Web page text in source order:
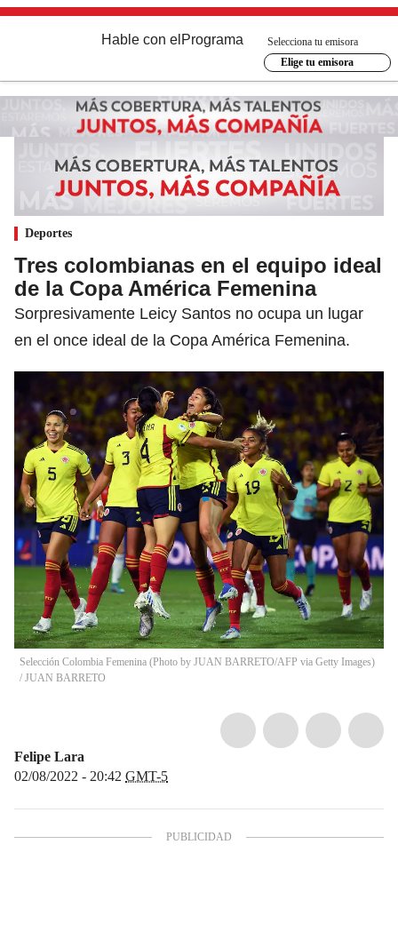
Hable con el Programa
Selecciona tu emisora
Elige tu emisora
Deportes
Tres colombianas en el equipo ideal
de la Copa América Femenina
Sorpresivamente Leicy Santos no ocupa un lugar
en el once ideal de la Copa América Femenina.
Selección Colombia Femenina (Photo by JUAN BARRETO/AFP via Getty Images)
/ JUAN BARRETO
Felipe Lara
02/08/2022 - 20:42 GMT-5